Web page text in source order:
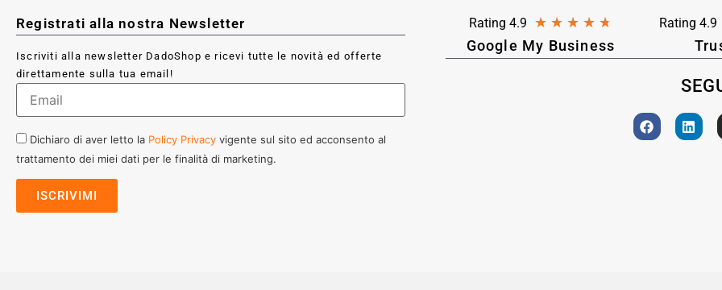
Registrati alla nostra Newsletter
Iscriviti alla newsletter DadoShop e ricevi tutte le novità ed offerte
direttamente sulla tua email!
Dichiaro di aver letto la Policy Privacy vigente sul sito ed acconsento al
trattamento dei miei dati per le finalità di marketing.
Rating 4.9 ★ ★ ★ ★ ★
Google My Business
Rating 4.9